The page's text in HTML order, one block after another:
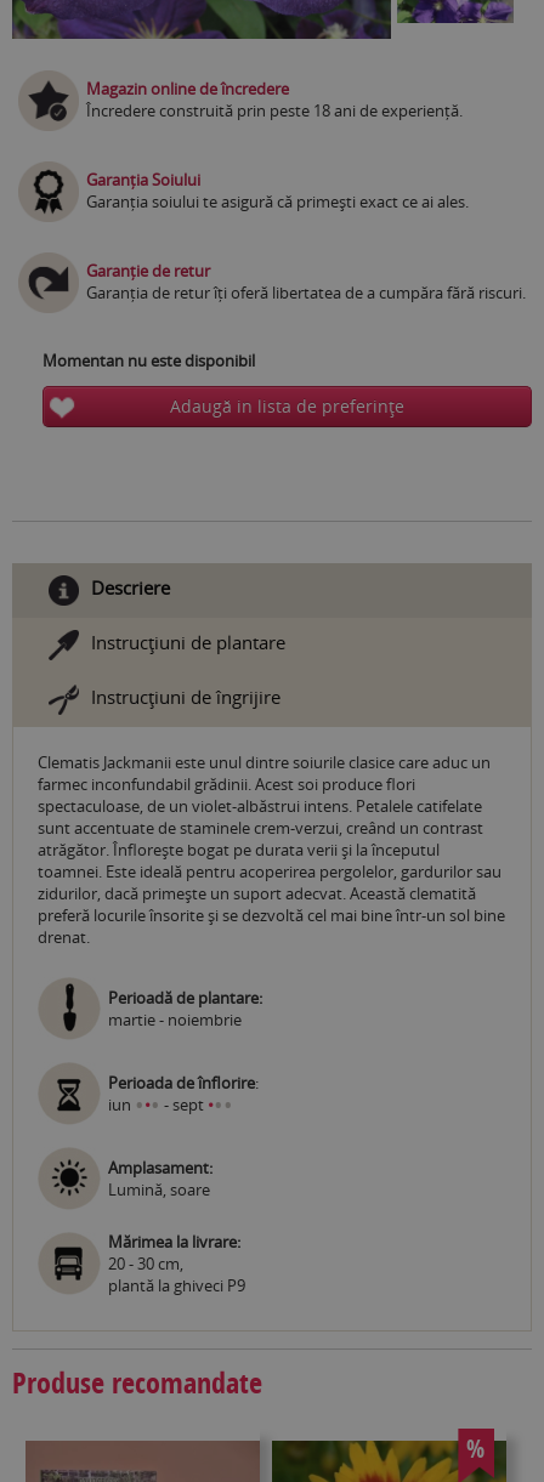
Magazin online de încredere
Încredere construită prin peste 18 ani de experiență.
Garanția Soiului
Garanția soiului te asigură că primești exact ce ai ales.
Garanție de retur
Garanția de retur îți oferă libertatea de a cumpăra fără riscuri.
Momentan nu este disponibil
Adaugă in lista de preferinţe
Descriere
Instrucţiuni de plantare
Instrucţiuni de îngrijire
Clematis Jackmanii este unul dintre soiurile clasice care aduc un
farmec inconfundabil grădinii. Acest soi produce flori
spectaculoase, de un violet-albăstrui intens. Petalele catifelate
sunt accentuate de staminele crem-verzui, creând un contrast
atrăgător. Înflorește bogat pe durata verii și la începutul
toamnei. Este ideală pentru acoperirea pergolelor, gardurilor sau
zidurilor, dacă primește un suport adecvat. Această clematită
preferă locurile însorite și se dezvoltă cel mai bine într-un sol bine
drenat.
Perioadă de plantare:
martie - noiembrie
Perioada de înflorire:
iun ••• - sept •••
Amplasament:
Lumină, soare
Mărimea la livrare:
20 - 30 cm,
plantă la ghiveci P9
Produse recomandate
%